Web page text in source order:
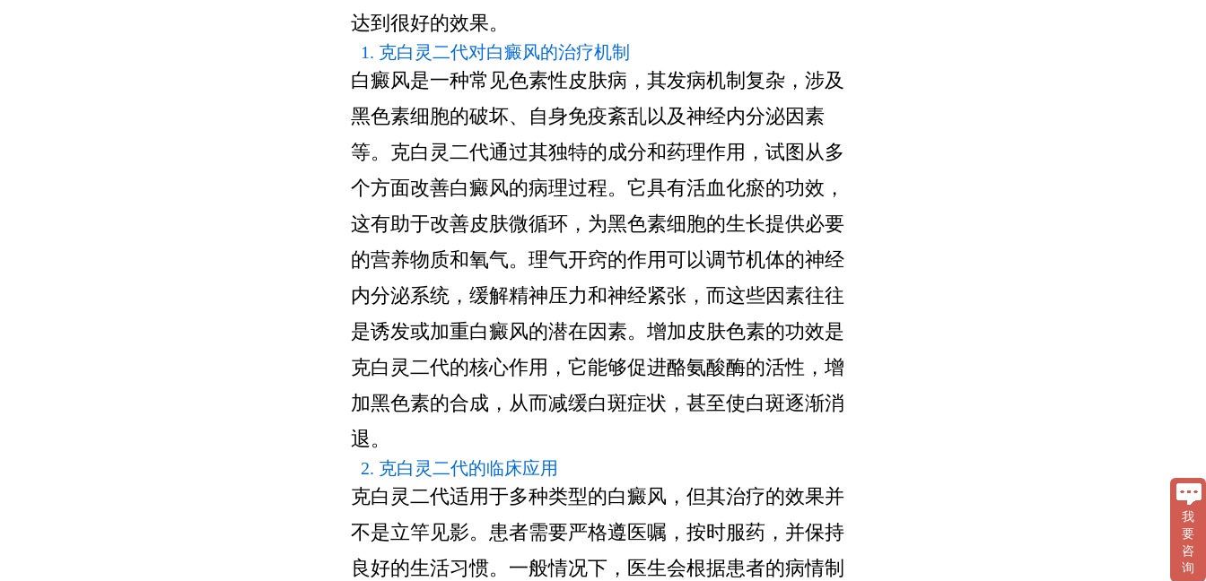
达到很好的效果。
1. 克白灵二代对白癜风的治疗机制
白癜风是一种常见色素性皮肤病，其发病机制复杂，涉及
黑色素细胞的破坏、自身免疫紊乱以及神经内分泌因素
等。克白灵二代通过其独特的成分和药理作用，试图从多
个方面改善白癜风的病理过程。它具有活血化瘀的功效，
这有助于改善皮肤微循环，为黑色素细胞的生长提供必要
的营养物质和氧气。理气开窍的作用可以调节机体的神经
内分泌系统，缓解精神压力和神经紧张，而这些因素往往
是诱发或加重白癜风的潜在因素。增加皮肤色素的功效是
克白灵二代的核心作用，它能够促进酪氨酸酶的活性，增
加黑色素的合成，从而减缓白斑症状，甚至使白斑逐渐消
退。
2. 克白灵二代的临床应用
克白灵二代适用于多种类型的白癜风，但其治疗的效果并
不是立竿见影。患者需要严格遵医嘱，按时服药，并保持
良好的生活习惯。一般情况下，医生会根据患者的病情制
我
要
咨
询